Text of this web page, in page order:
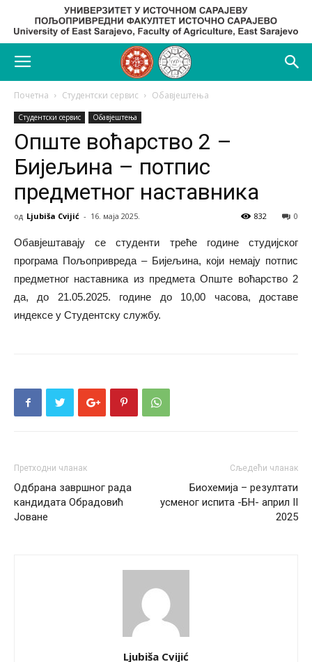
Почетна Студентски сервис Обавјештења
Студентски сервис Обавјештења
Опште воћарство 2 –
Бијељина – потпис
предметног наставника
од Ljubiša Cvijić - 16. маја 2025. 0
832
Обавјештавају се студенти треће године студијског
програма Пољопривреда – Бијељина, који немају потпис
предметног наставника из предмета Опште воћарство 2
да, до 21.05.2025. године до 10,00 часова, доставе
индексе у Студентску службу.
Претходни чланак
Одбрана завршног рада
кандидата Обрадовић
Јоване
Сљедећи чланак
Биохемија – резултати
усменог испита -БН- април II
2025
Ljubiša Cvijić